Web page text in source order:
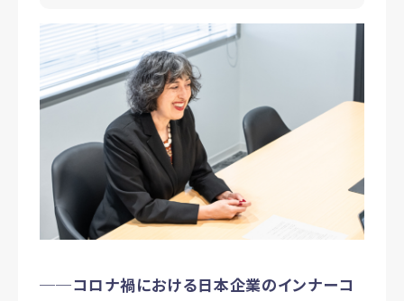
──コロナ禍における日本企業のインナーコ